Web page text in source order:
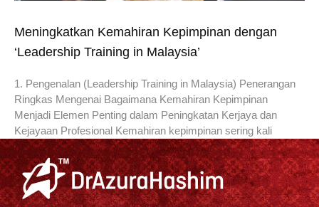
Meningkatkan Kemahiran Kepimpinan dengan
‘Leadership Training in Malaysia’
1. Pengenalan (Leadership Training in Malaysia) Penerangan
Ringkas Mengenai Bagaimana Kemahiran Kepimpinan
Menjadi Elemen Penting dalam Peningkatan Kerjaya dan
Kejayaan Profesional Kemahiran kepimpinan sering kali